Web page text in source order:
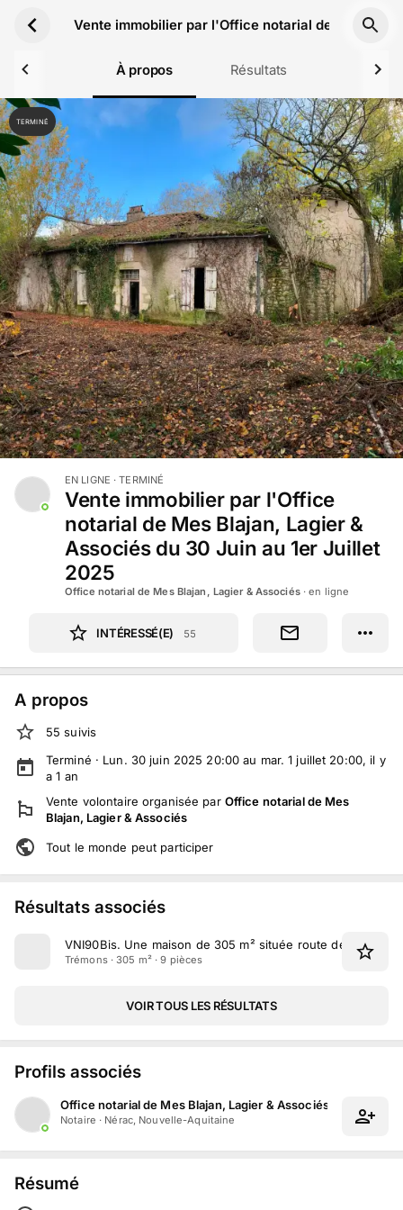
Vente immobilier par l'Office notarial de Mes
À propos Résultats
TERMINÉ
EN LIGNE · TERMINÉ
Vente immobilier par l'Office
notarial de Mes Blajan, Lagier &
Associés du 30 Juin au 1er Juillet
2025
Office notarial de Mes Blajan, Lagier & Associés· en ligne
INTÉRESSÉ(E) 55
A propos
55 suivis
Terminé · Lun. 30 juin 2025 20:00 au mar. 1 juillet 20:00, il y
a1 an
Vente volontaire organisée par Office notarial de Mes
Blajan, Lagier & Associés
Tout le monde peut participer
Résultats associés
VNI90Bis. Une maison de 305 m² située route de Latou à
Trémons · 305 m² · 9 pièces
VOIR TOUS LES RÉSULTATS
Profils associés
Office notarial de Mes Blajan, Lagier & Associés
Notaire · Nérac, Nouvelle-Aquitaine
Résumé